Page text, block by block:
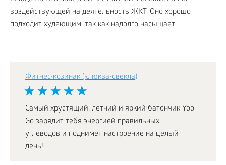
воздействующей на деятельность ЖКТ. Оно хорошо
подходит худеющим, так как надолго насыщает.
Фитнес-козинак (клюква-свекла)
Самый хрустящий, летний и яркий батончик Yoo
Go зарядит тебя энергией правильных
углеводов и поднимет настроение на целый
день!